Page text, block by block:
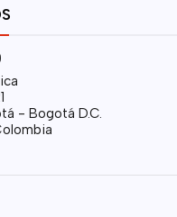
- Bogotá D.C.